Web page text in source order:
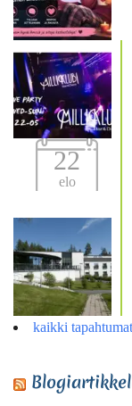
22
elo
kaikki tapahtumat